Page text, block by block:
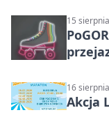
15
16
Akcja